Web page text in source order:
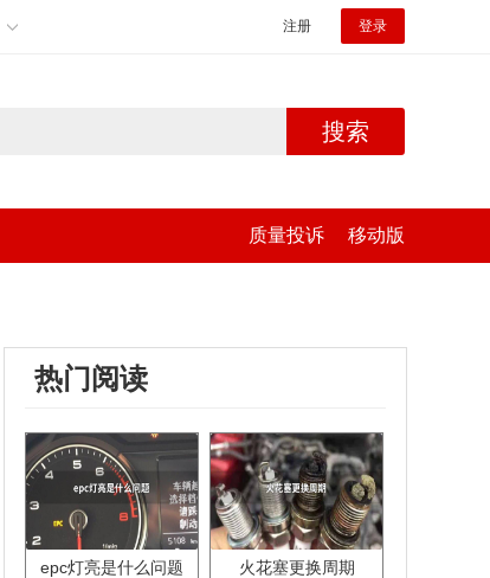
注册 登录
搜索
质量投诉 移动版
热门阅读
epc灯亮是什么问题 火花塞更换周期